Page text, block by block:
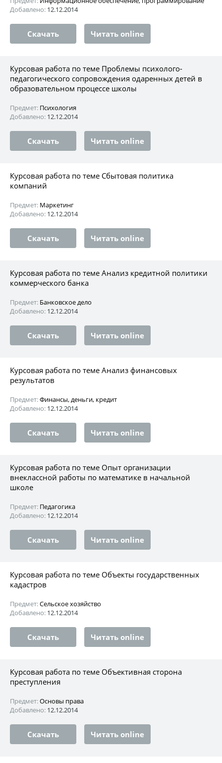
Добавлено: 12.12.2014
Скачать Читать online
Курсовая работа по теме Проблемы психолого-
педагогического сопровождения одаренных детей в
образовательном процессе школы
Предмет: Психология
Добавлено: 12.12.2014
Скачать Читать online
Курсовая работа по теме Сбытовая политика
компаний
Предмет: Маркетинг
Добавлено: 12.12.2014
Скачать Читать online
Курсовая работа по теме Анализ кредитной политики
коммерческого банка
Предмет: Банковское дело
Добавлено: 12.12.2014
Скачать Читать online
Курсовая работа по теме Анализ финансовых
результатов
Предмет:Финансы, деньги, кредит
Добавлено: 12.12.2014
Скачать Читать online
Курсовая работа по теме Опыт организации
внеклассной работы по математике в начальной
школе
Предмет: Педагогика
Добавлено: 12.12.2014
Скачать Читать online
Курсовая работа по теме Объекты государственных
кадастров
Предмет:Сельское хозяйство
Добавлено: 12.12.2014
Скачать Читать online
Курсовая работа по теме Объективная сторона
преступления
Предмет:Основы права
Добавлено: 12.12.2014
Скачать Читать online